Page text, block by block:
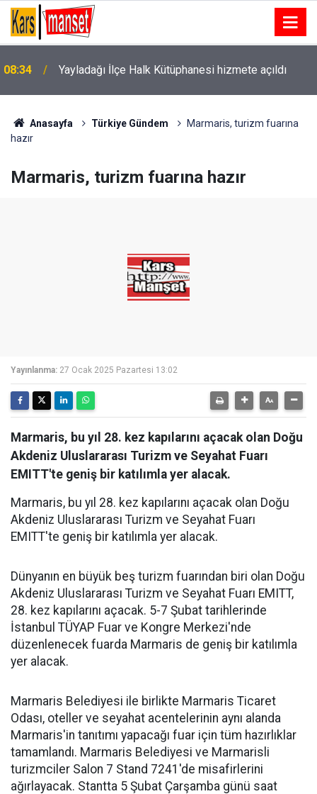
08:34 Yayladağı İlçe Halk Kütüphanesi hizmete açıldı
Anasayfa Türkiye Gündem
Marmaris, turizm fuarına
hazır
Marmaris, turizm fuarına hazır
Yayınlanma: 27 Ocak 2025 Pazartesi 13:02
Marmaris, bu yıl 28. kez kapılarını açacak olan Doğu
Akdeniz Uluslararası Turizm ve Seyahat Fuarı
EMITT'te geniş bir katılımla yer alacak.
Marmaris, bu yıl 28. kez kapılarını açacak olan Doğu
Akdeniz Uluslararası Turizm ve Seyahat Fuarı
EMITT'te geniş bir katılımla yer alacak.
Dünyanın en büyük beş turizm fuarından biri olan Doğu
Akdeniz Uluslararası Turizm ve Seyahat Fuarı EMITT,
28. kez kapılarını açacak. 5-7 Şubat tarihlerinde
İstanbul TÜYAP Fuar ve Kongre Merkezi'nde
düzenlenecek fuarda Marmaris de geniş bir katılımla
yer alacak.
Marmaris Belediyesi ile birlikte Marmaris Ticaret
Odası, oteller ve seyahat acentelerinin aynı alanda
Marmaris'in tanıtımı yapacağı fuar için tüm hazırlıklar
tamamlandı. Marmaris Belediyesi ve Marmarisli
turizmciler Salon 7 Stand 7241'de misafirlerini
ağırlayacak. Stantta 5 Şubat Çarşamba günü saat